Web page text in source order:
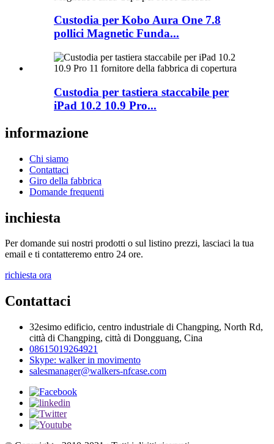
Custodia per Kobo Aura One 7.8
pollici Magnetic Funda...
Custodia per tastiera staccabile per
iPad 10.2 10.9 Pro...
informazione
Chi siamo
Contattaci
Giro della fabbrica
Domande frequenti
inchiesta
Per domande sui nostri prodotti o sul listino prezzi, lasciaci la tua
email e ti contatteremo entro 24 ore.
richiesta ora
Contattaci
32esimo edificio, centro industriale di Changping, North Rd,
città di Changping, città di Dongguang, Cina
08615019264921
Skype: walker in movimento
salesmanager@walkers-nfcase.com